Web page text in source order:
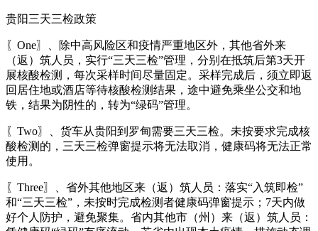
贵阳三天三检政策
〖One〗、除中高风险区和疫情严重地区外，其他省外来
（返）筑人员，实行“三天三检”管理，分别在抵筑后第3天开
展核酸检测，每次采样时间尽量固定。采样完成后，须立即返
回居住地或酒店等待核酸检测结果，途中避免乘坐公交和地
铁，结果为阴性的，转为“绿码”管理。
〖Two〗、货车从贵阳到罗甸需要三天三检。未按要求完成核
酸检测的，三天三检弹窗提示将无法取消，健康码将无法正常
使用。
〖Three〗、省外其他地区来（返）筑人员：落实“入筑即检”
和“三天三检”，未按时完成检测者健康码弹窗提示；7天内做
好个人防护，避免聚集。省内其他市（州）来（返）筑人员：